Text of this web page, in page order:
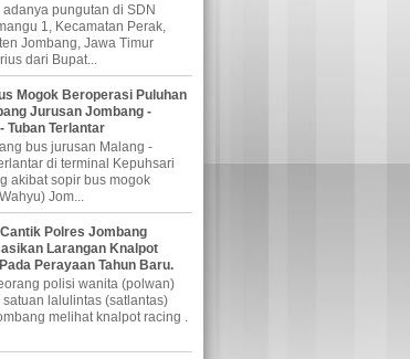
adanya pungutan di SDN
1, Kecamatan Perak,
Jombang, Jawa Timur
dari Bupat...
Mogok Beroperasi Puluhan
Jurusan Jombang -
Tuban Terlantar
bus jurusan Malang -
di terminal Kepuhsari
akibat sopir bus mogok
Jom...
Polres Jombang
Larangan Knalpot
Perayaan Tahun Baru.
polisi wanita (polwan)
lalulintas (satlantas)
melihat knalpot racing .